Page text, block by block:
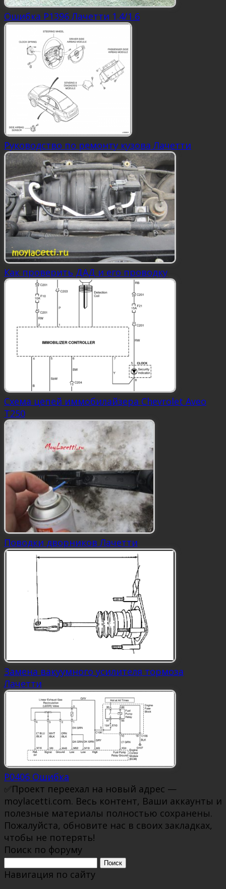
Ошибка P1396 Лачетти 1.4/1.6
Руководство по ремонту кузова Лачетти
Как проверить ДАД и его проводку
Схема цепей иммобилайзера Chevrolet Aveo
Т250
Поводки дворников Лачетти
Замена вакуумного усилителя тормоза
Лачетти
P0406 Ошибка
✅Проект переехал на новый адрес —
moylacetti.com. Весь контент, Ваши аккаунты и
полезные материалы полностью сохранены.
Пожалуйста, обновите нас в своих закладках,
чтобы не потерять!
Поиск по форуму
Поиск:
Навигация по сайту